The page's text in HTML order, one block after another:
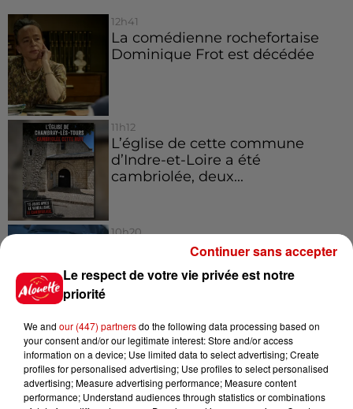
12h41
La comédienne rochefortaise
Dominique Frot est décédée
11h12
L’église de cette commune
d’Indre-et-Loire a été
cambriolée, deux...
10h20
Incendies suspects en Deux-
un...
8h49
Rennes : enquête ouverte après
un accident impliquant un
conducteur...
Le respect de votre vie privée est notre
priorité
We and our (447) partnersdo the following data processing based on
your consent and/or our legitimate interest: Store and/or access
information on a device; Use limited data to select advertising; Create
profiles for personalised advertising; Use profiles to select personalised
advertising; Measure advertising performance; Measure content
performance; Understand audiences through statistics or combinations
Continuer sans accepter